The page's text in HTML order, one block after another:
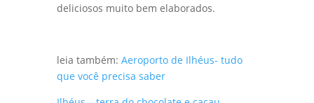
2019 e se come à vontade pratos árabes
leia também:Aeroporto de Ilhéus- tudo